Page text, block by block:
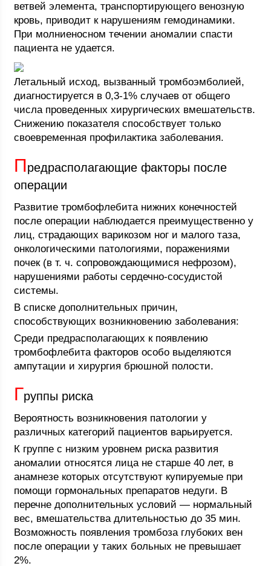
ветвей элемента, транспортирующего венозную
кровь, приводит к нарушениям гемодинамики.
При молниеносном течении аномалии спасти
пациента не удается.
Летальный исход, вызванный тромбоэмболией,
диагностируется в 0,3-1% случаев от общего
числа проведенных хирургических вмешательств.
Снижению показателя способствует только
своевременная профилактика заболевания.
Предрасполагающие факторы после
операции
Развитие тромбофлебита нижних конечностей
после операции наблюдается преимущественно у
лиц, страдающих варикозом ног и малого таза,
онкологическими патологиями, поражениями
почек (в т. ч. сопровождающимися нефрозом),
нарушениями работы сердечно-сосудистой
системы.
В списке дополнительных причин,
способствующих возникновению заболевания:
Среди предрасполагающих к появлению
тромбофлебита факторов особо выделяются
ампутации и хирургия брюшной полости.
Группы риска
Вероятность возникновения патологии у
различных категорий пациентов варьируется.
К группе с низким уровнем риска развития
аномалии относятся лица не старше 40 лет, в
анамнезе которых отсутствуют купируемые при
помощи гормональных препаратов недуги. В
перечне дополнительных условий — нормальный
вес, вмешательства длительностью до 35 мин.
Возможность появления тромбоза глубоких вен
после операции у таких больных не превышает
2%.